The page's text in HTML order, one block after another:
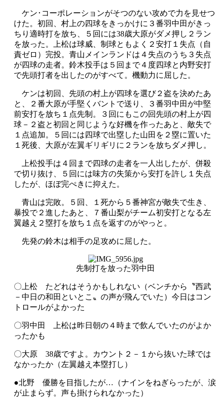
ケン･コーポレーションがそつのない攻めで力を見せつ
けた。初回、村上の四球をきっかけに３番羽中田がきっ
ちり適時打を放ち、５回には38歳大原がダメ押し２ラン
を放った。上松は球威、制球ともよく２安打１失点（自
責ゼロ）完投。青山メインランドは４失点のうち３失点
が四球の走者。鈴木投手は５回まで４度四球と内野安打
で先頭打者を出したのがすべて。機動力に屈した。
ケンは初回、先頭の村上が四球を選び２盗を決めたあ
と、２番大原が手堅くバントで送り、３番羽中田が中堅
前安打を放ち１点先制。３回にもこの回先頭の村上が四
球－２盗と初回と同じような好機を作ったあと、敵失で
１点追加。５回には四球で出塁した山田を２塁に置いた
１死後、大原が左翼ギリギリに２ランを放ちダメ押し。
上松投手は４回まで四球の走者を一人出したが、併殺
で切り抜け、５回には味方の失策から安打を許し１失点
したが、ほぼ完ぺきに抑えた。
青山は完敗。５回、１死から５番神宮が敵失で生き、
暴投で２進したあと、７番山梨がチーム初安打となる左
翼越え２塁打を放ち１点を返すのがやっと。
先発の鈴木は相手の足攻めに屈した。
先制打を放った羽中田
〇上松 たどれはそうかもしれない（ベンチから〝西武
－中日の和田といとこ〟の声が飛んでいた）今日はコン
トロールがよかった
〇羽中田 上松は昨日朝の４時まで飲んでいたのがよか
ったかも
〇大原 38歳ですよ。カウント２－１から抜いた球では
なかったか（左翼越え本塁打し）
●北野 優勝を目指したが…（ナインをねぎらったが、涙
が止まらず。声も掛けられなかった）